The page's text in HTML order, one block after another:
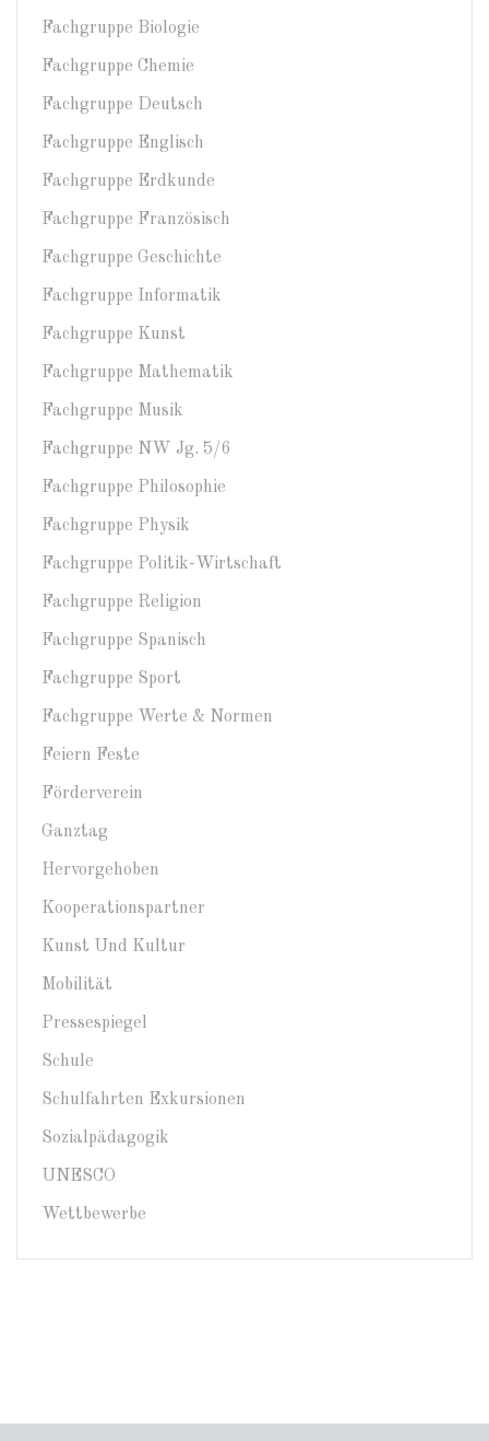
Fachgruppe Biologie
Fachgruppe Chemie
Fachgruppe Deutsch
Fachgruppe Englisch
Fachgruppe Erdkunde
Fachgruppe Französisch
Fachgruppe Geschichte
Fachgruppe Informatik
Fachgruppe Kunst
Fachgruppe Mathematik
Fachgruppe Musik
Fachgruppe NW Jg. 5/6
Fachgruppe Philosophie
Fachgruppe Physik
Fachgruppe Politik-Wirtschaft
Fachgruppe Religion
Fachgruppe Spanisch
Fachgruppe Sport
Fachgruppe Werte & Normen
Feiern Feste
Förderverein
Ganztag
Hervorgehoben
Kooperationspartner
Kunst Und Kultur
Mobilität
Pressespiegel
Schule
Schulfahrten Exkursionen
Sozialpädagogik
UNESCO
Wettbewerbe